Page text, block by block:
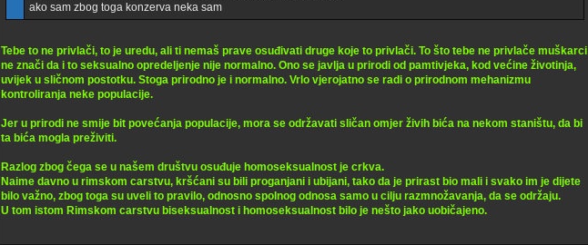
ako sam zbog toga konzerva neka sam
Tebe to ne privlači, to je uredu, ali ti nemaš prave osuđivati druge koje to privlači. To što tebe ne privlače muškarci
ne znači da i to seksualno opredeljenje nije normalno. Ono se javlja u prirodi od pamtivjeka, kod većine životinja,
uvijek u sličnom postotku. Stoga prirodno je i normalno. Vrlo vjerojatno se radi o prirodnom mehanizmu
kontroliranja neke populacije.
Jer u prirodi ne smije bit povećanja populacije, mora se održavati sličan omjer živih bića na nekom staništu, da bi
ta bića mogla preživiti.
Razlog zbog čega se u našem društvu osuđuje homoseksualnost je crkva.
Naime davno u rimskom carstvu, kršćani su bili proganjani i ubijani, tako da je prirast bio mali i svako im je dijete
bilo važno, zbog toga su uveli to pravilo, odnosno spolnog odnosa samo u cilju razmnožavanja, da se održaju.
U tom istom Rimskom carstvu biseksualnost i homoseksualnost bilo je nešto jako uobičajeno.